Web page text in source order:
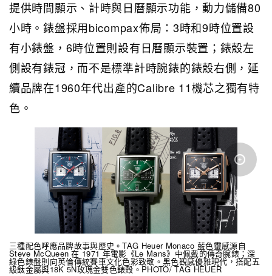
提供時間顯示、計時與日曆顯示功能，動力儲備80
小時。錶盤採用bicompax佈局：3時和9時位置設
有小錶盤，6時位置則設有日曆顯示裝置；錶殼左
側設有錶冠，而不是標準計時腕錶的錶殼右側，延
續品牌在1960年代出產的Calibre 11機芯之獨有特
色。
三種配色呼應品牌故事與歷史。TAG Heuer Monaco 藍色靈感源自
Steve McQueen 在 1971 年電影《Le Mans》中佩戴的傳奇腕錶；深
綠色錶盤則向英倫傳統賽車文化色彩致敬。黑色觀感優雅現代，搭配五
級鈦金屬與18K 5N玫瑰金雙色錶殼。PHOTO/ TAG HEUER